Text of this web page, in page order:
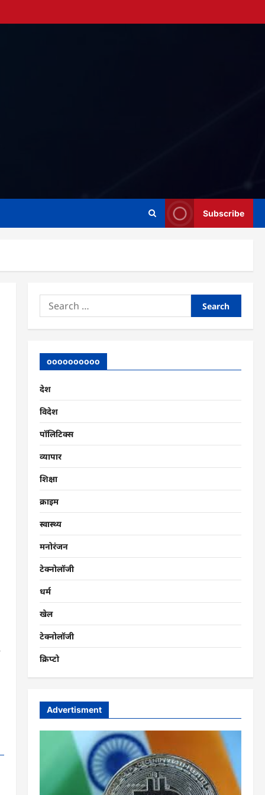
Subscribe
Search
for:
oooooooooo
देश
विदेश
पॉलिटिक्स
व्यापार
शिक्षा
क्राइम
स्वास्थ्य
मनोरंजन
टेक्नोलॉजी
धर्म
खेल
टेक्नोलॉजी
क्रिप्टो
Advertisment